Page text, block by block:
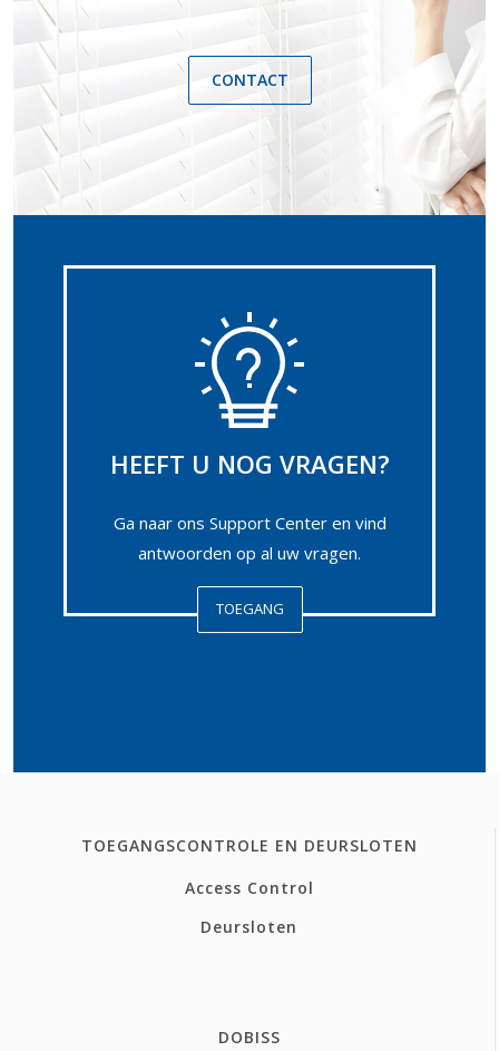
CONTACT
HEEFT U NOG VRAGEN?
Ga naar ons Support Center en vind
antwoorden op al uw vragen.
TOEGANG
TOEGANGSCONTROLE EN DEURSLOTEN
Access Control
Deursloten
DOBISS